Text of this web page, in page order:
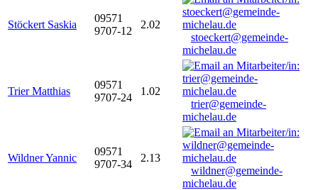
Stöckert Saskia
09571
9707-12
2.02
stoeckert@gemeinde-
michelau.de
Trier Matthias
09571
9707-24
1.02
trier@gemeinde-
michelau.de
Wildner Yannic
09571
9707-34
2.13
wildner@gemeinde-
michelau.de